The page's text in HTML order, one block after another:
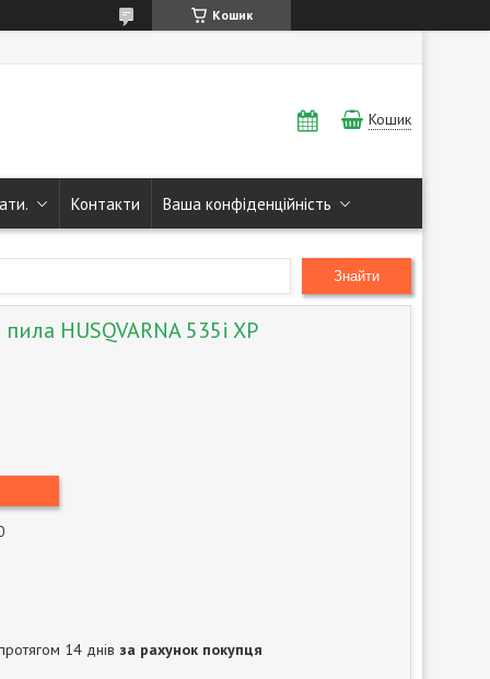
Кошик
Кошик
Контакти Ваша конфіденційність
Знайти
HUSQVARNA 535i XP
14 днів за рахунок покупця